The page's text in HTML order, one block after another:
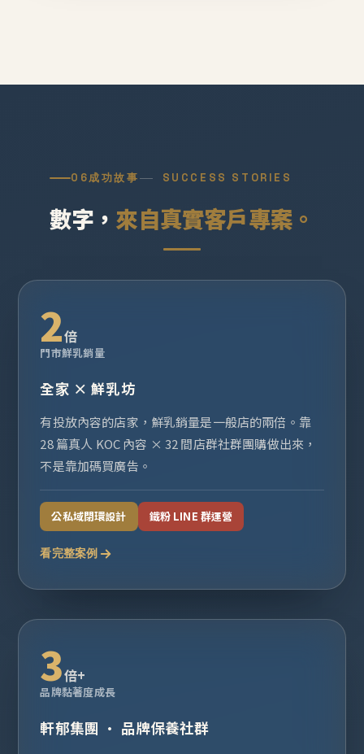
06成功故事 SUCCESS STORIES
數字， 來自真實客戶專案。
2倍
門市鮮乳銷量
全家 × 鮮乳坊
有投放內容的店家，鮮乳銷量是一般店的兩倍。靠
28 篇真人 KOC 內容 × 32 間店群社群團購做出來，
不是靠加碼買廣告。
公私域閉環設計 鐵粉 LINE 群運營
看完整案例
3倍+
品牌黏著度成長
軒郁集團 · 品牌保養社群